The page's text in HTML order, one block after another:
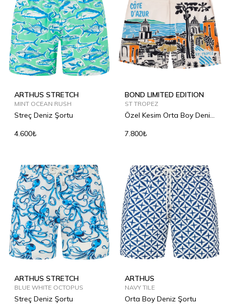
ARTHUS STRETCH
MINT OCEAN RUSH
Streç Deniz Şortu
4.600₺
BOND LIMITED EDITION
ST TROPEZ
Özel Kesim Orta Boy Deniz
7.800₺
ARTHUS STRETCH
BLUE WHITE OCTOPUS
Streç Deniz Şortu
ARTHUS
NAVY TILE
Orta Boy Deniz Şortu